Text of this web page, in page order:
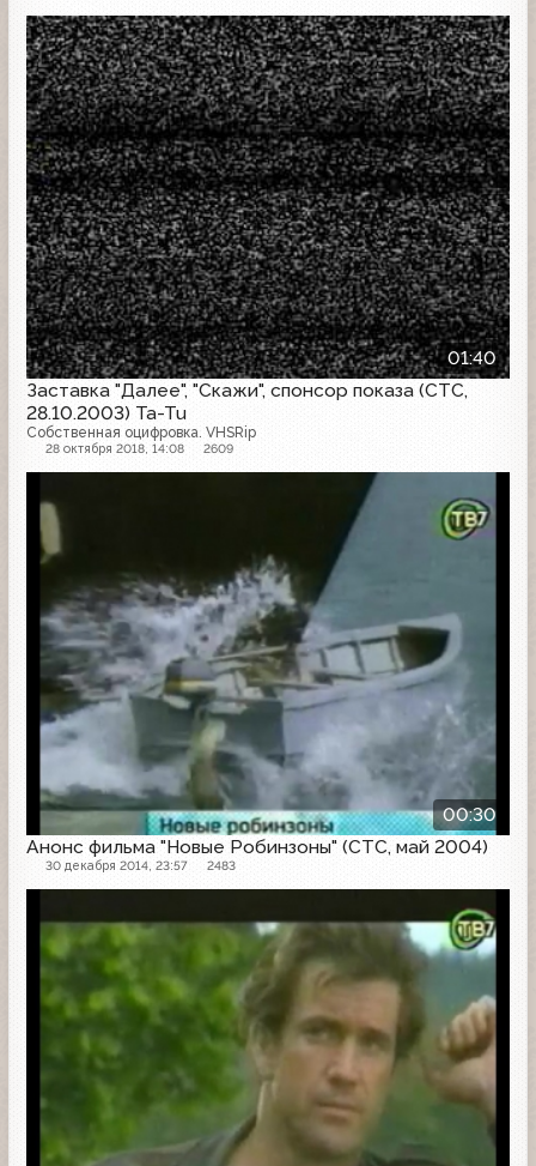
01:40
Заставка "Далее", "Скажи", спонсор показа (СТС,
28.10.2003) Ta-Tu
Собственная оцифровка. VHSRip
28 октября 2018, 14:08 2609
Далее
00:30
Анонс фильма "Новые Робинзоны" (СТС, май 2004)
30 декабря 2014, 23:57 2483